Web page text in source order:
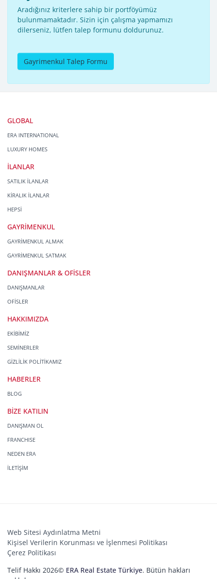
Aradığınız kriterlere sahip bir portföyümüz
bulunmamaktadır. Sizin için çalışma yapmamızı
dilerseniz, lütfen talep formunu doldurunuz.
Gayrimenkul Talep Formu
GLOBAL
ERA INTERNATIONAL
LUXURY HOMES
İLANLAR
SATILIK İLANLAR
KİRALIK İLANLAR
HEPSİ
GAYRİMENKUL
GAYRİMENKUL ALMAK
GAYRİMENKUL SATMAK
DANIŞMANLAR & OFİSLER
DANIŞMANLAR
OFİSLER
HAKKIMIZDA
EKİBİMİZ
SEMİNERLER
GİZLİLİK POLİTİKAMIZ
HABERLER
BLOG
BİZE KATILIN
DANIŞMAN OL
FRANCHISE
NEDEN ERA
İLETİŞİM
Web Sitesi Aydınlatma Metni
Kişisel Verilerin Korunması ve İşlenmesi Politikası
Çerez Politikası
Telif Hakkı 2026© ERA Real Estate Türkiye. Bütün hakları